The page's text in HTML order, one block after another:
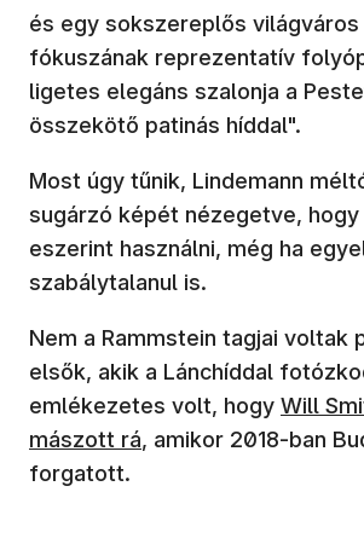
és egy sokszereplős
fókuszának reprezentatív
ligetes elegáns szalonja a
összekötő patinás híddal".
Most úgy tűnik, Lindemann
sugárzó képét nézegetve,
eszerint használni, még ha
szabálytalanul is.
Nem a Rammstein tagjai voltak
elsők, akik a Lánchíddal
emlékezetes volt, hogy (új
Will
mászott rá, amikor 2018-ban
forgatott.